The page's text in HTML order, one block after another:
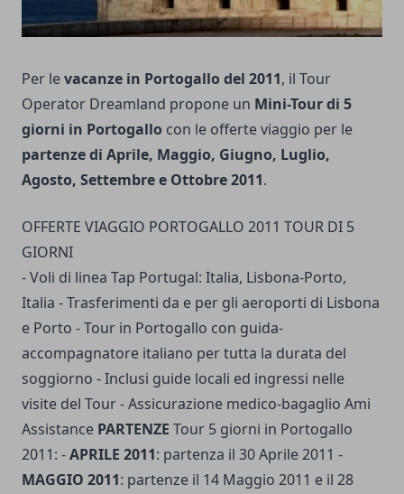
Per levacanze in Portogallo del 2011, il Tour
Operator Dreamland propone un Mini-Tour di 5
giorni in Portogallo con le offerte viaggio per le
partenze di Aprile, Maggio, Giugno, Luglio,
Agosto, Settembre e Ottobre 2011.
OFFERTE VIAGGIO PORTOGALLO 2011 TOUR DI 5
GIORNI
- Voli di linea Tap Portugal: Italia, Lisbona-Porto,
Italia - Trasferimenti da e per gli aeroporti di Lisbona
e Porto - Tour in Portogallo con guida-
accompagnatore italiano per tutta la durata del
soggiorno - Inclusi guide locali ed ingressi nelle
visite del Tour - Assicurazione medico-bagaglio Ami
Assistance PARTENZE Tour 5 giorni in Portogallo
2011: -APRILE 2011: partenza il 30 Aprile 2011 -
MAGGIO 2011: partenze il 14 Maggio 2011 e il 28